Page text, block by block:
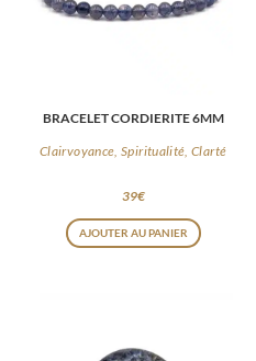
BRACELET CORDIERITE 6MM
Clairvoyance, Spiritualité, Clarté
39€
AJOUTER AU PANIER